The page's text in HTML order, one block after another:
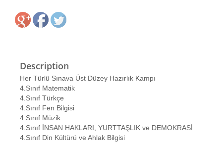
Description
Her Türlü Sınava Üst Düzey Hazırlık Kampı
4.Sınıf Matematik
4.Sınıf Türkçe
4.Sınıf Fen Bilgisi
4.Sınıf Müzik
4.Sınıf İNSAN HAKLARI, YURTTAŞLIK ve DEMOKRASİ
4.Sınıf Din Kültürü ve Ahlak Bilgisi